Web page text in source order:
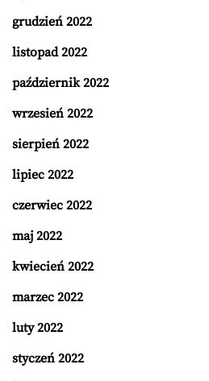
grudzień 2022
listopad 2022
październik 2022
wrzesień 2022
sierpień 2022
lipiec 2022
czerwiec 2022
maj 2022
kwiecień 2022
marzec 2022
luty 2022
styczeń 2022